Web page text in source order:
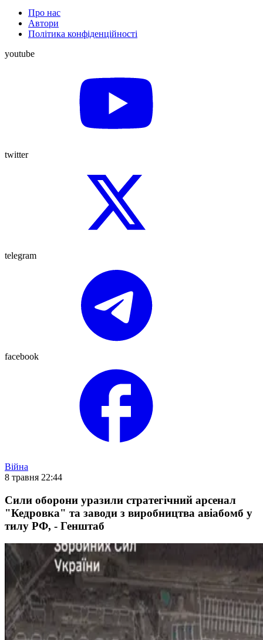
Про нас
Автори
Політика конфіденційності
youtube
twitter
telegram
facebook
Війна
8 травня 22:44
Сили оборони уразили стратегічний арсенал
"Кедровка" та заводи з виробництва авіабомб у
тилу РФ, - Генштаб